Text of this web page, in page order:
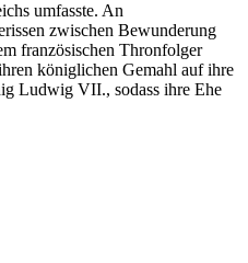
umfasste. An
zwischen Bewunderung
französischen Thronfolger
königlichen Gemahl auf ihre
Ludwig VII., sodass ihre Ehe